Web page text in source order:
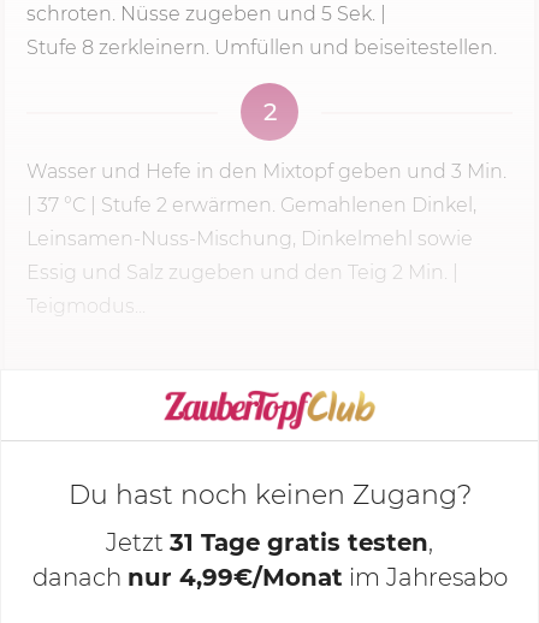
schroten. Nüsse zugeben und 5 Sek. |
Stufe 8 zerkleinern. Umfüllen und beiseitestellen.
2
Wasser und Hefe in den Mixtopf geben und 3 Min.
37 °C Stufe 2 erwärmen. Gemahlenen Dinkel,
Leinsamen-Nuss-Mischung, Dinkelmehl sowie
Essig und Salz zugeben und den Teig 2 Min. |
Teigmodus...
KOCHMODUS STARTEN
Deine Notizen
Du hast noch keinen Zugang?
Jetzt 31 Tage gratis testen,
danach nur 4,99€/Monat im Jahresabo